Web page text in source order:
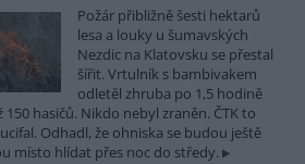
Požár přibližně šesti hektarů
lesa a louky u šumavských
Nezdic na Klatovsku se přestal
šířit. Vrtulník s bambivakem
odletěl zhruba po 1,5 hodině
150 hasičů. Nikdo nebyl zraněn. ČTK to
Odhadl, že ohniska se budou ještě
místo hlídat přes noc do středy.